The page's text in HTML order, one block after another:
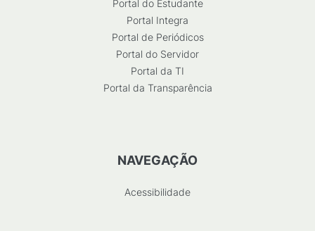
Portal do Estudante
Portal Integra
Portal de Periódicos
Portal do Servidor
Portal da TI
Portal da Transparência
NAVEGAÇÃO
Acessibilidade